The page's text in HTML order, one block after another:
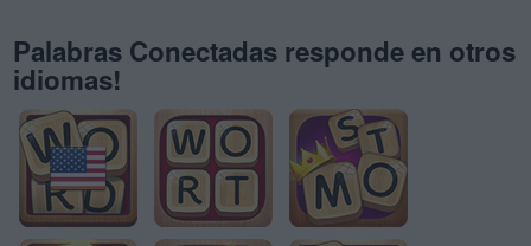
Palabras Conectadas responde en otros
idiomas!